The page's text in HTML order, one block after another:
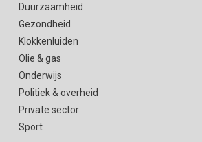
Duurzaamheid
Gezondheid
Klokkenluiden
Olie & gas
Onderwijs
Politiek & overheid
Private sector
Sport